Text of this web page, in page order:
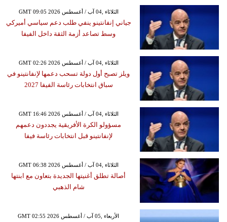
GMT 09:05 2026 الثلاثاء ,04 آب / أغسطس
جياني إنفانتينو ينفي طلب دعم سياسي أميركي
وسط تصاعد أزمة الثقة داخل الفيفا
GMT 02:26 2026 الثلاثاء ,04 آب / أغسطس
ويلز تصبح أول دولة تسحب دعمها لإنفانتينو في
سباق انتخابات رئاسة الفيفا 2027
GMT 16:46 2026 الثلاثاء ,04 آب / أغسطس
مسؤولو الكرة الأفريقية يجددون دعمهم
لإنفانتينو قبل انتخابات رئاسة فيفا
GMT 06:38 2026 الثلاثاء ,04 آب / أغسطس
أصالة تطلق أغنيتها الجديدة بتعاون مع ابنتها
شام الذهبي
GMT 02:55 2026 الأربعاء ,05 آب / أغسطس